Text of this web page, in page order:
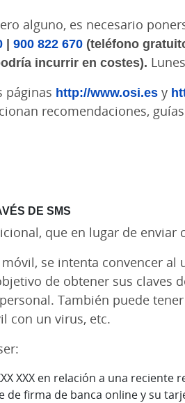
alguno, es necesario
| 900 822 670 (teléfono
incurrir en costes).
páginas http://www.osi.es y
recomendaciones,
DE SMS
que en lugar de enviar
se intenta convencer
de obtener sus claves
También puede
con un virus, etc.
XXX en relación a una reciente
de firma de banca online y su